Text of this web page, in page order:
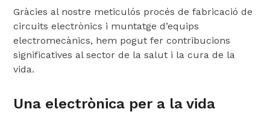
Gràcies al nostre meticulós procés de fabricació de
circuits electrònics i muntatge d’equips
electromecànics, hem pogut fer contribucions
significatives al sector de la salut i la cura de la
vida.
Una electrònica per a la vida